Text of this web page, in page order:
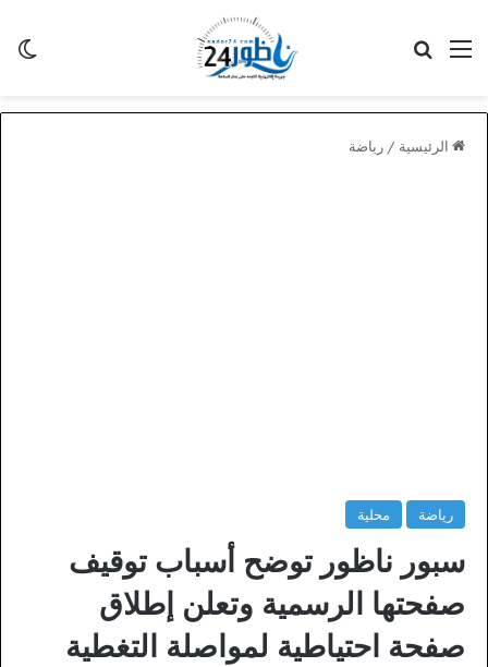
القائمة
الرئيسية / رياضة
رياضة محلية
سبور ناظور توضح أسباب توقيف
صفحتها الرسمية وتعلن إطلاق
صفحة احتياطية لمواصلة التغطية